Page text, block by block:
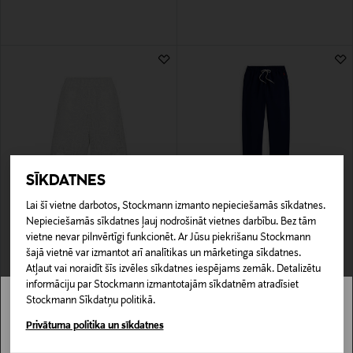
SĪKDATNES
Lai šī vietne darbotos, Stockmann izmanto nepieciešamās sīkdatnes.
Nepieciešamās sīkdatnes ļauj nodrošināt vietnes darbību. Bez tām
vietne nevar pilnvērtīgi funkcionēt. Ar Jūsu piekrišanu Stockmann
šajā vietnē var izmantot arī analītikas un mārketinga sīkdatnes.
Atļaut vai noraidīt šīs izvēles sīkdatnes iespējams zemāk. Detalizētu
informāciju par Stockmann izmantotajām sīkdatnēm atradīsiet
Stockmann Sīkdatņu politikā.
Privātuma politika un sīkdatnes
CPH MUSE
CMVilja mežģīņu šorti
Discounted Price
70,80 € Original Price
119,95 €
POLO RALPH LAUREN
Sporta bikses
Discounted Price
99,00 € Original Price
165,00 €
Stockmann nav pieejams tavā valstī.